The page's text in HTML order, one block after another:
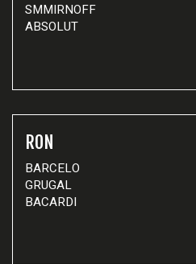
SMMIRNOFF
ABSOLUT
RON
BARCELO
GRUGAL
BACARDI